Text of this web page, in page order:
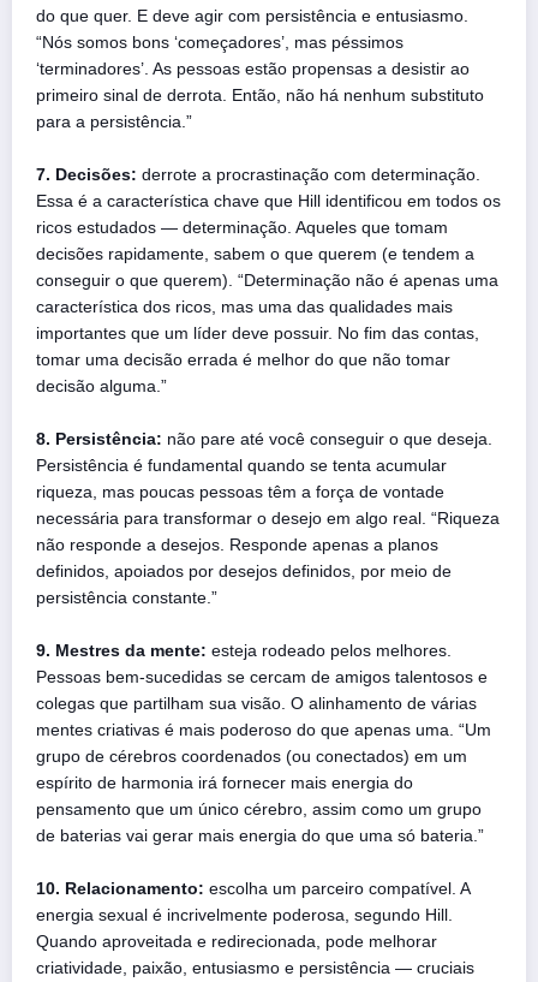
do que quer. E deve agir com persistência e entusiasmo.
“Nós somos bons ‘começadores’, mas péssimos
‘terminadores’. As pessoas estão propensas a desistir ao
primeiro sinal de derrota. Então, não há nenhum substituto
para a persistência.”
7. Decisões: derrote a procrastinação com determinação.
Essa é a característica chave que Hill identificou em todos os
ricos estudados — determinação. Aqueles que tomam
decisões rapidamente, sabem o que querem (e tendem a
conseguir o que querem). “Determinação não é apenas uma
característica dos ricos, mas uma das qualidades mais
importantes que um líder deve possuir. No fim das contas,
tomar uma decisão errada é melhor do que não tomar
decisão alguma.”
8. Persistência: não pare até você conseguir o que deseja.
Persistência é fundamental quando se tenta acumular
riqueza, mas poucas pessoas têm a força de vontade
necessária para transformar o desejo em algo real. “Riqueza
não responde a desejos. Responde apenas a planos
definidos, apoiados por desejos definidos, por meio de
persistência constante.”
9. Mestres da mente: esteja rodeado pelos melhores.
Pessoas bem-sucedidas se cercam de amigos talentosos e
colegas que partilham sua visão. O alinhamento de várias
mentes criativas é mais poderoso do que apenas uma. “Um
grupo de cérebros coordenados (ou conectados) em um
espírito de harmonia irá fornecer mais energia do
pensamento que um único cérebro, assim como um grupo
de baterias vai gerar mais energia do que uma só bateria.”
10. Relacionamento: escolha um parceiro compatível. A
energia sexual é incrivelmente poderosa, segundo Hill.
Quando aproveitada e redirecionada, pode melhorar
criatividade, paixão, entusiasmo e persistência — cruciais